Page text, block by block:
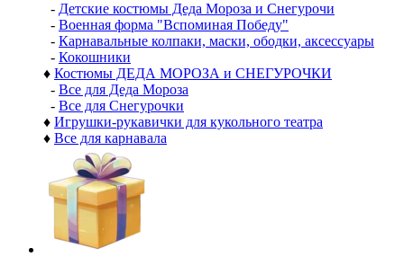
- Детские костюмы Деда Мороза и Снегурочи
- Военная форма "Вспоминая Победу"
- Карнавальные колпаки, маски, ободки, аксессуары
- Кокошники
♦ Костюмы ДЕДА МОРОЗА и СНЕГУРОЧКИ
- Все для Деда Мороза
- Все для Снегурочки
♦ Игрушки-рукавички для кукольного театра
♦ Все для карнавала